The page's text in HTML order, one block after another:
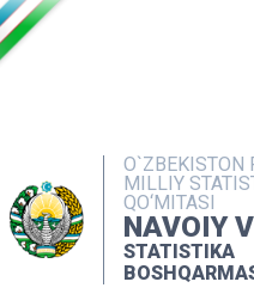
O`ZBEKISTON
MILLIY
QO‘MITASI
NAVOIY
STATISTIKA
OCHIQ